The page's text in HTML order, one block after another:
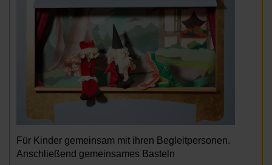
Für Kinder gemeinsam mit ihren Begleitpersonen.
Anschließend gemeinsames Basteln